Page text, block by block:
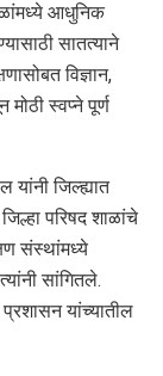
आधुनिक
सातत्याने
विज्ञान,
स्वप्ने पूर्ण
यांनी जिल्ह्यात
परिषद शाळांचे
संस्थांमध्ये
सांगितले.
प्रशासन यांच्यातील